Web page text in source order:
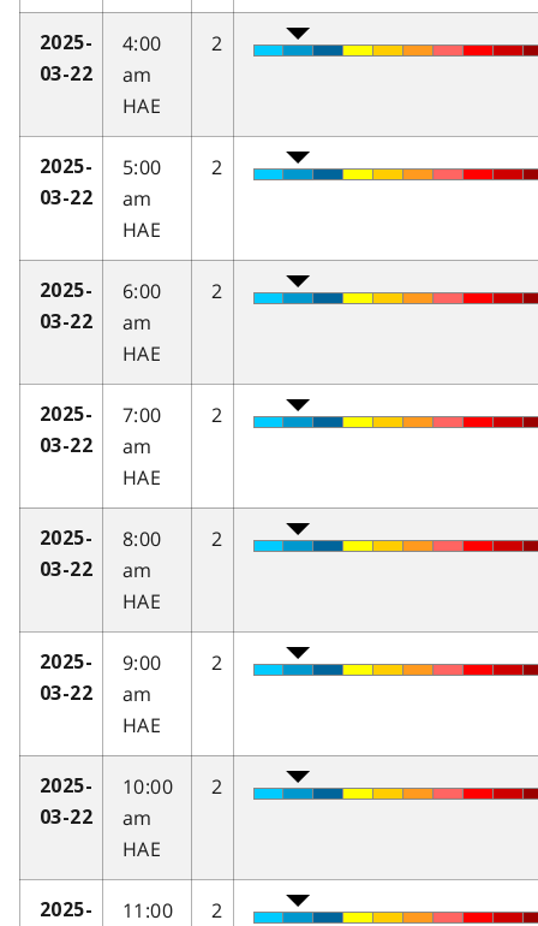
2025-
03-22
4:00
am
HAE
2
2025-
03-22
5:00
am
HAE
2
2025-
03-22
6:00
am
HAE
2
2025-
03-22
7:00
am
HAE
2
2025-
03-22
8:00
am
HAE
2
2025-
03-22
9:00
am
HAE
2
2025-
03-22
10:00
am
HAE
2
2025-
11:00
2